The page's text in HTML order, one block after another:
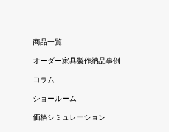
商品一覧
オーダー家具製作納品事例
コラム
ショールーム
価格シミュレーション